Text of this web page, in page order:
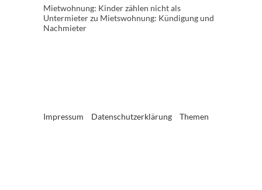
Mietwohnung: Kinder zählen nicht als
Untermieterzu Mietswohnung: Kündigung und
Nachmieter
Impressum Datenschutzerklärung Themen